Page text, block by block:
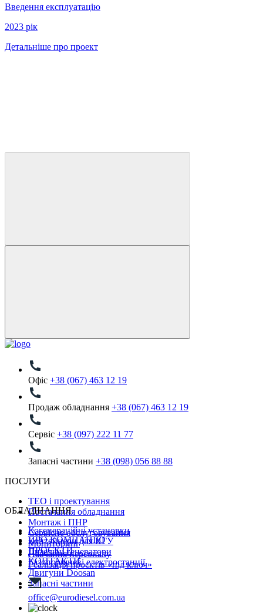
Введення експлуатацію
2023 рiк
Детальніше про проект
Офіс +38 (067) 463 12 19
Продаж обладнання +38 (067) 463 12 19
Сервіс +38 (097) 222 11 77
Запасні частини +38 (098) 056 88 88
ПОСЛУГИ
ТЕО і проектування
Постачання обладнання
Монтаж і ПНР
Сервісне обслуговування
Мониторинг
Навчання персоналу
Реалізація проєктів «під ключ»
ОБЛАДНАННЯ
Когенераційні установки
Контейнери для КГУ
Дизельні генератори
Газопоршневі електростанції
Двигуни Doosan
Запасні частини
ПРО КОМПАНІЮ
ПРОЄКТИ
КОНТАКТИ
office@eurodiesel.com.ua